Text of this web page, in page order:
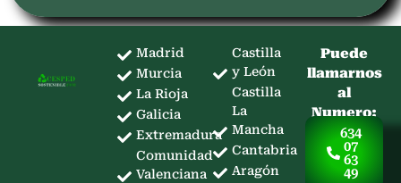
Madrid
Murcia
La Rioja
Galicia
Extremadura
Comunidad
Valenciana
Castilla
y León
Castilla
La
Mancha
Cantabria
Aragón
Puede
llamarnos
al
Numero:
634
07
63
49